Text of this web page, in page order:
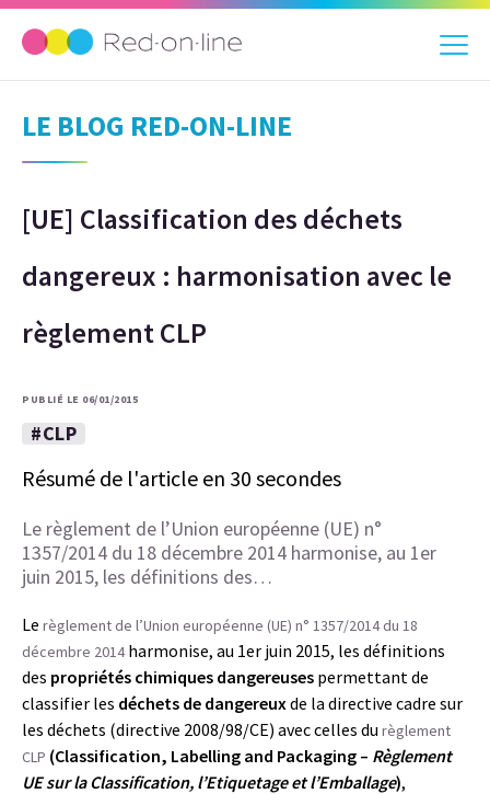
LE BLOG RED-ON-LINE
[UE] Classification des déchets
dangereux : harmonisation avec le
règlement CLP
PUBLIÉ LE 06/01/2015
#CLP
Résumé de l'article en 30 secondes
Le règlement de l’Union européenne (UE) n°
1357/2014 du 18 décembre 2014 harmonise, au 1er
juin 2015, les définitions des…
Le règlement de l’Union européenne (UE) n° 1357/2014 du 18
décembre 2014harmonise, au 1er juin 2015, les définitions
des propriétés chimiques dangereuses permettant de
classifier les déchets de dangereuxde la directive cadre sur
les déchets (directive 2008/98/CE) avec celles du règlement
CLP (Classification, Labelling and Packaging – Règlement
UE sur la Classification, l’Etiquetage et l’Emballage),